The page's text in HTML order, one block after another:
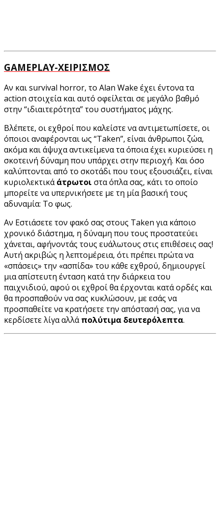
GAMEPLAY-ΧΕΙΡΙΣΜΟΣ
Αν καιsurvival horror, το Alan Wake έχει έντονα τα
action στοιχεία και αυτό οφείλεται σε μεγάλο βαθμό
στην “ιδιαιτερότητα” του συστήματος μάχης.
Βλέπετε, οι εχθροί που καλείστε να αντιμετωπίσετε, οι
όποιοι αναφέρονται ως “Taken”, είναι άνθρωποι ζώα,
ακόμα και άψυχα αντικείμενα τα όποια έχει κυριεύσει η
σκοτεινή δύναμη που υπάρχει στην περιοχή. Και όσο
καλύπτονται από το σκοτάδι που τους εξουσιάζει, είναι
κυριολεκτικάάτρωτοι στα όπλα σας, κάτι το οποίο
μπορείτε να υπερνικήσετε με τη μία βασική τους
αδυναμία: Το φως.
Αν Εστιάσετε τον φακό σας στους Τaken για κάποιο
χρονικό διάστημα, η δύναμη που τους προστατεύει
χάνεται, αφήνοντάς τους ευάλωτους στις επιθέσεις σας!
Αυτή ακριβώς η λεπτομέρεια, ότι πρέπει πρώτα να
«σπάσεις» την «ασπίδα» του κάθε εχθρού, δημιουργεί
μια απίστευτη ένταση κατά την διάρκεια του
παιχνιδιού, αφού οι εχθροί θα έρχονται κατά ορδές και
θα προσπαθούν να σας κυκλώσουν, με εσάς να
προσπαθείτε να κρατήσετε την απόστασή σας, για να
κερδίσετε λίγα αλλάπολύτιμα δευτερόλεπτα.